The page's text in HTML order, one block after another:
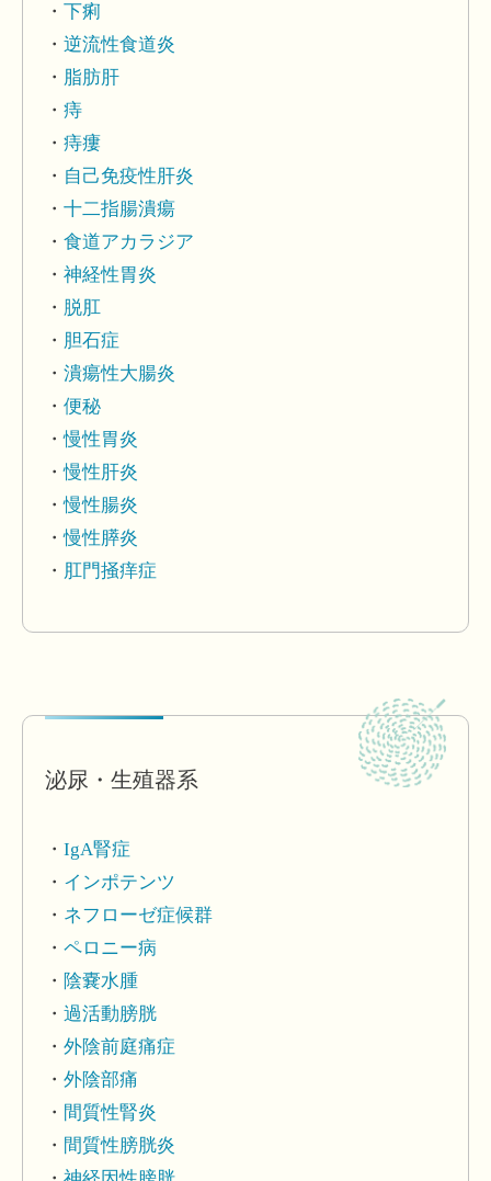
下痢
逆流性食道炎
脂肪肝
痔
痔瘻
自己免疫性肝炎
十二指腸潰瘍
食道アカラジア
神経性胃炎
脱肛
胆石症
潰瘍性大腸炎
便秘
慢性胃炎
慢性肝炎
慢性腸炎
慢性膵炎
肛門掻痒症
泌尿・生殖器系
IgA腎症
インポテンツ
ネフローゼ症候群
ペロニー病
陰嚢水腫
過活動膀胱
外陰前庭痛症
外陰部痛
間質性腎炎
間質性膀胱炎